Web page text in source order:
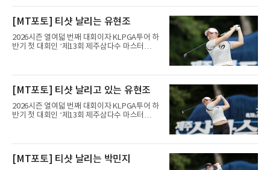
전권을 잃는 등 두 투어를 오가는 일이 반복됐다.
트(파72/6,767야드)에서 열리고 있다.9일 현재
최종라운드 경기가 펼쳐지고 있다.이지현이 1번
홀에서 경기하고 있다.
[MT포토] 티샷 날리는 유현조
2026시즌 열여덟 번째 대회이자 KLPGA투어 하
반기 첫 대회인 ‘제13회 제주삼다수 마스터
트(파72/6,767야드)에서 열리고 있다.9일 현재
최종라운드 경기가 펼쳐지고 있다.유현조가 1번
홀에서 경기하고 있다.
[MT포토] 티샷 날리고 있는 유현조
2026시즌 열여덟 번째 대회이자 KLPGA투어 하
반기 첫 대회인 ‘제13회 제주삼다수 마스터
트(파72/6,767야드)에서 열리고 있다.9일 현재
최종라운드 경기가 펼쳐지고 있다.유현조가 1번
홀에서 경기하고 있다.
[MT포토] 티샷 날리는 박민지